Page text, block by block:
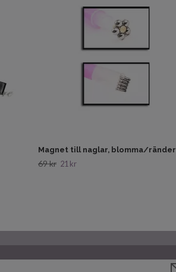
Magnet till naglar, blomma/ränder
69 kr 21 kr